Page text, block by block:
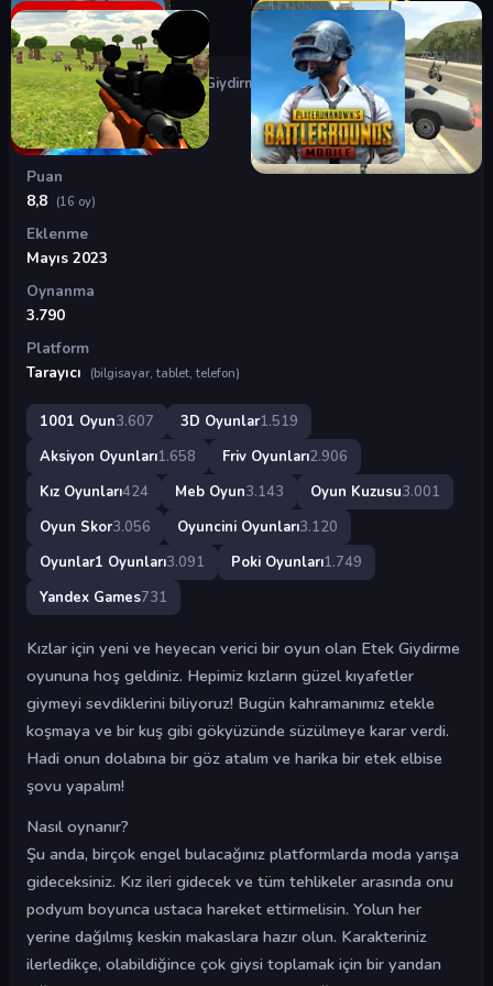
Oyunlar›3D Oyunlar Etek Giydirme
Etek Giydirme
Puan
8,8 (16 oy)
Eklenme
Mayıs 2023
Oynanma
3.790
Platform
Tarayıcı
(bilgisayar, tablet, telefon)
1001 Oyun3.607 3D Oyunlar1.519
Aksiyon Oyunları1.658 Friv Oyunları2.906
Kız Oyunları424 Meb Oyun3.143 Oyun Kuzusu3.001
Oyun Skor3.056 Oyuncini Oyunları3.120
Oyunlar1 Oyunları3.091 Poki Oyunları1.749
Yandex Games731
Kızlar için yeni ve heyecan verici bir oyun olan Etek Giydirme
oyununa hoş geldiniz. Hepimiz kızların güzel kıyafetler
giymeyi sevdiklerini biliyoruz! Bugün kahramanımız etekle
koşmaya ve bir kuş gibi gökyüzünde süzülmeye karar verdi.
Hadi onun dolabına bir göz atalım ve harika bir etek elbise
şovu yapalım!
Nasıl oynanır?
Şu anda, birçok engel bulacağınız platformlarda moda yarışa
gideceksiniz. Kız ileri gidecek ve tüm tehlikeler arasında onu
podyum boyunca ustaca hareket ettirmelisin. Yolun her
yerine dağılmış keskin makaslara hazır olun. Karakteriniz
ilerledikçe, olabildiğince çok giysi toplamak için bir yandan